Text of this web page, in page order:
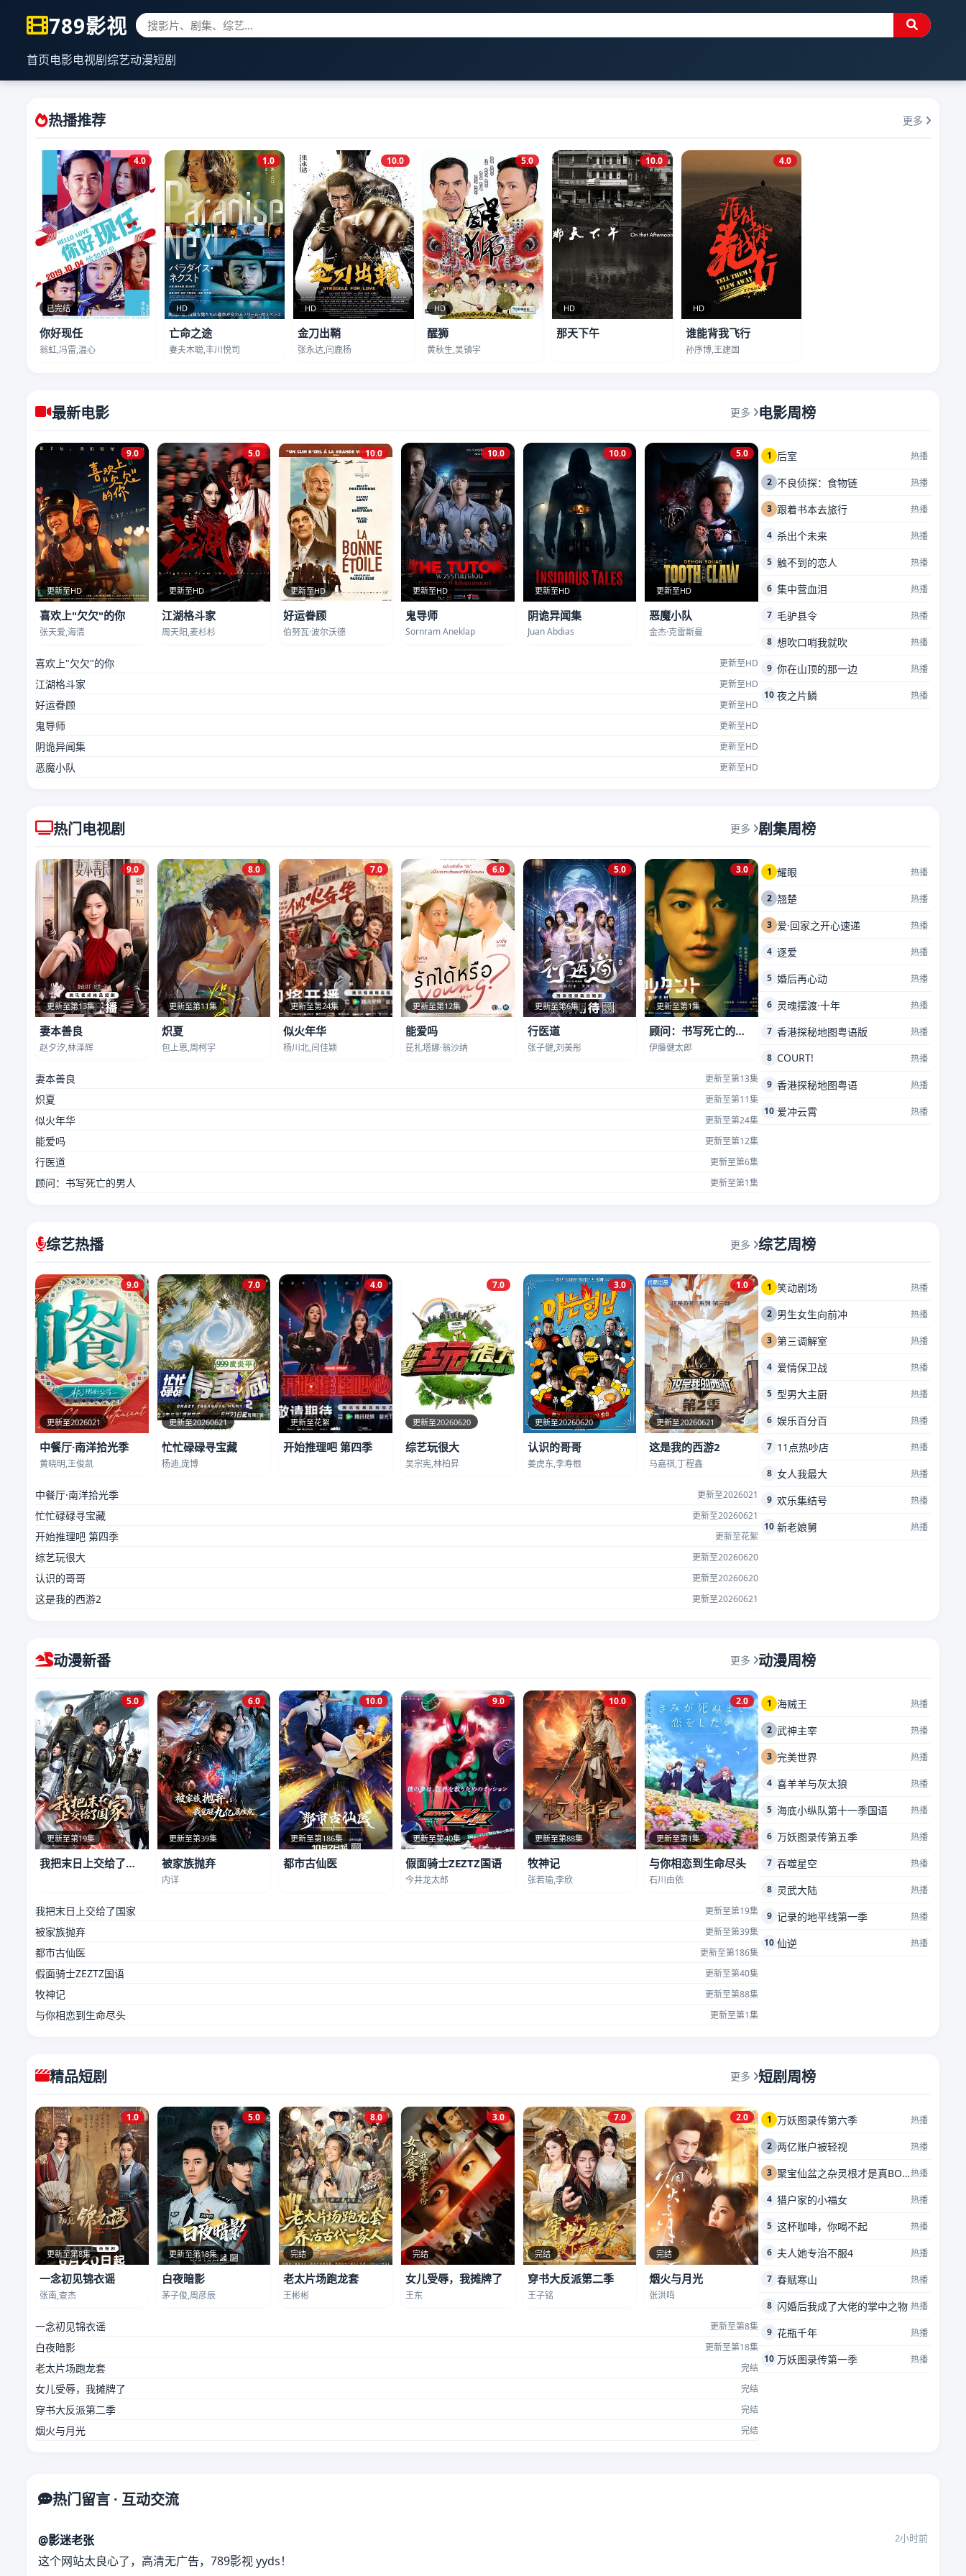
789影视
首页电影电视剧综艺动漫短剧
热播推荐 更多
已完结
4.0
你好现任
翁虹,冯雷,温心
HD
1.0
亡命之途
妻夫木聪,丰川悦司
HD
10.0
金刀出鞘
张永达,闫鹿杨
HD
5.0
醒狮
黄秋生,吴镇宇
HD
10.0
那天下午
HD
4.0
谁能背我飞行
孙序博,王建国
最新电影 更多
更新至HD
9.0
喜欢上"欠欠"的你
张天爱,海清
更新至HD
5.0
江湖格斗家
周天阳,麦杉杉
更新至HD
10.0
好运眷顾
伯努瓦·波尔沃德
更新至HD
10.0
鬼导师
Sornram Aneklap
更新至HD
10.0
阴诡异闻集
Juan Abdias
更新至HD
5.0
恶魔小队
金杰·克雷斯曼
喜欢上"欠欠"的你 更新至HD
江湖格斗家 更新至HD
好运眷顾 更新至HD
鬼导师 更新至HD
阴诡异闻集 更新至HD
恶魔小队 更新至HD
电影周榜
1 后室 热播
2 不良侦探：食物链 热播
3 跟着书本去旅行 热播
4 杀出个未来 热播
5 触不到的恋人 热播
6 集中营血泪 热播
7 毛驴县令 热播
8 想吹口哨我就吹 热播
9 你在山顶的那一边 热播
10 夜之片鳞 热播
热门电视剧 更多
更新至第13集
9.0
妻本善良
赵夕汐,林泽辉
更新至第11集
8.0
炽夏
包上恩,周柯宇
更新至第24集
7.0
似火年华
杨川北,闫佳颖
更新至第12集
6.0
能爱吗
芘扎塔娜·翁沙纳
更新至第6集
5.0
行医道
张子健,刘美彤
更新至第1集
3.0
顾问：书写死亡的男人
伊藤健太郎
妻本善良 更新至第13集
炽夏 更新至第11集
似火年华 更新至第24集
能爱吗 更新至第12集
行医道 更新至第6集
顾问：书写死亡的男人 更新至第1集
剧集周榜
1 耀眼 热播
2 翘楚 热播
3 爱·回家之开心速递 热播
4 逐爱 热播
5 婚后再心动 热播
6 灵魂摆渡·十年 热播
7 香港探秘地图粤语版 热播
8 COURT! 热播
9 香港探秘地图粤语 热播
10 爱冲云霄 热播
综艺热播 更多
更新至2026021
9.0
中餐厅·南洋拾光季
黄晓明,王俊凯
更新至20260621
7.0
忙忙碌碌寻宝藏
杨迪,庞博
更新至花絮
4.0
开始推理吧 第四季
更新至20260620
7.0
综艺玩很大
吴宗宪,林柏昇
更新至20260620
3.0
认识的哥哥
姜虎东,李寿根
更新至20260621
1.0
这是我的西游2
马嘉祺,丁程鑫
中餐厅·南洋拾光季 更新至2026021
忙忙碌碌寻宝藏 更新至20260621
开始推理吧 第四季 更新至花絮
综艺玩很大 更新至20260620
认识的哥哥 更新至20260620
这是我的西游2 更新至20260621
综艺周榜
1 笑动剧场 热播
2 男生女生向前冲 热播
3 第三调解室 热播
4 爱情保卫战 热播
5 型男大主厨 热播
6 娱乐百分百 热播
7 11点热吵店 热播
8 女人我最大 热播
9 欢乐集结号 热播
10 新老娘舅 热播
动漫新番 更多
更新至第19集
5.0
我把末日上交给了国家
更新至第39集
6.0
被家族抛弃
内详
更新至第186集
10.0
都市古仙医
更新至第40集
9.0
假面骑士ZEZTZ国语
今井龙太郎
更新至第88集
10.0
牧神记
张若瑜,李欣
更新至第1集
2.0
与你相恋到生命尽头
石川由依
我把末日上交给了国家 更新至第19集
被家族抛弃 更新至第39集
都市古仙医 更新至第186集
假面骑士ZEZTZ国语 更新至第40集
牧神记 更新至第88集
与你相恋到生命尽头 更新至第1集
动漫周榜
1 海贼王 热播
2 武神主宰 热播
3 完美世界 热播
4 喜羊羊与灰太狼 热播
5 海底小纵队第十一季国语 热播
6 万妖图录传第五季 热播
7 吞噬星空 热播
8 灵武大陆 热播
9 记录的地平线第一季 热播
10 仙逆 热播
精品短剧 更多
更新至第8集
1.0
一念初见锦衣谣
张南,查杰
更新至第18集
5.0
白夜暗影
茅子俊,周彦辰
完结
8.0
老太片场跑龙套
王彬彬
完结
3.0
女儿受辱，我摊牌了
王东
完结
7.0
穿书大反派第二季
王子铭
完结
2.0
烟火与月光
张洪鸣
一念初见锦衣谣 更新至第8集
白夜暗影 更新至第18集
老太片场跑龙套 完结
女儿受辱，我摊牌了 完结
穿书大反派第二季 完结
烟火与月光 完结
短剧周榜
1 万妖图录传第六季 热播
2 两亿账户被轻视 热播
3 聚宝仙盆之杂灵根才是真BOSS热播
4 猎户家的小福女 热播
5 这杯咖啡，你喝不起 热播
6 夫人她专治不服4 热播
7 春赋寒山 热播
8 闪婚后我成了大佬的掌中之物 热播
9 花瓶千年 热播
10 万妖图录传第一季 热播
热门留言 · 互动交流
@影迷老张 2小时前
这个网站太良心了，高清无广告，789影视 yyds！